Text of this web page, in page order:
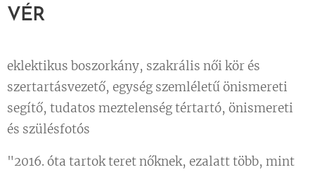
VÉR
eklektikus boszorkány, szakrális női kör és
szertartásvezető, egység szemléletű önismereti
segítő, tudatos meztelenség tértartó, önismereti
és szülésfotós
"2016. óta tartok teret nőknek, ezalatt több, mint